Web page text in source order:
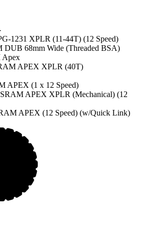
1231 XPLR (11-44T) (12 Speed)
DUB 68mm Wide (Threaded BSA)
Apex
APEX XPLR (40T)
APEX (1 x 12 Speed)
SRAM APEX XPLR (Mechanical) (12
APEX (12 Speed) (w/Quick Link)